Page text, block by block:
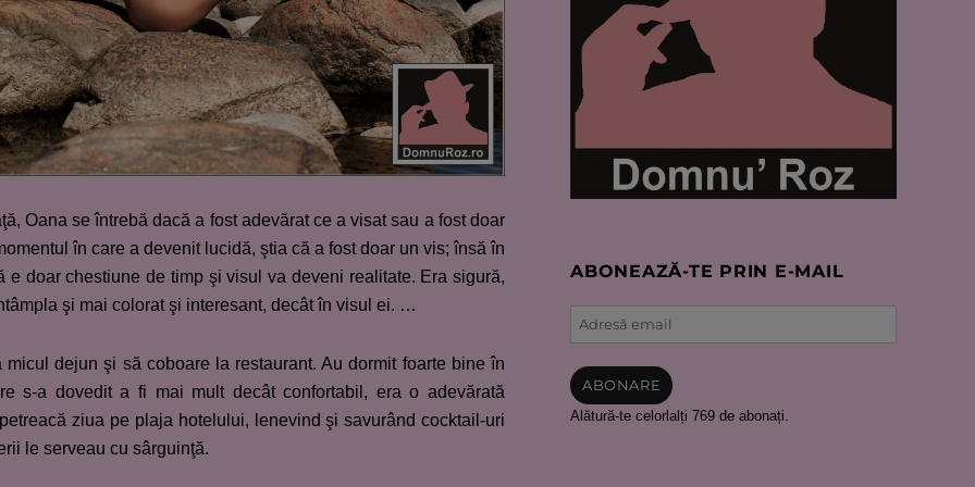
Oana se întrebă dacă a fost adevărat ce a visat sau a fost doar
în care a devenit lucidă, ştia că a fost doar un vis; însă în
e doar chestiune de timp şi visul va deveni realitate. Era sigură,
şi mai colorat şi interesant, decât în visul ei. …
dejun şi să coboare la restaurant. Au dormit foarte bine în
s-a dovedit a fi mai mult decât confortabil, era o adevărată
ziua pe plaja hotelului, lenevind şi savurând cocktail-uri
le serveau cu sârguinţă.
ABONEAZĂ-TE PRIN E-MAIL
Adresă
email
ABONARE
Alătură-te celorlalți 769 de abonați.